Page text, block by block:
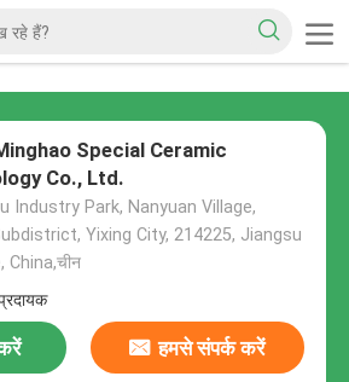
Special Ceramic
Co., Ltd.
Industry Park, Nanyuan Village,
Yixing City, 214225, Jiangsu
China,चीन
हमसे संपर्क करें